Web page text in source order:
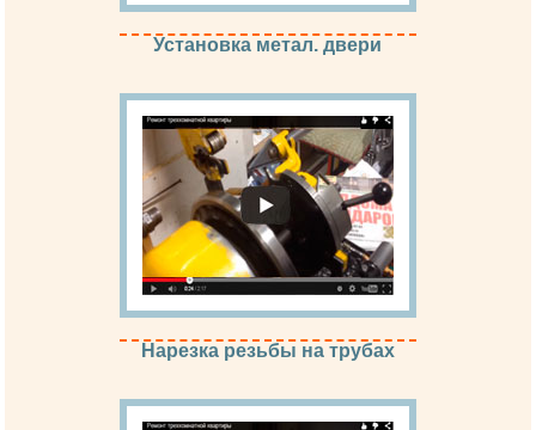
Установка метал. двери
Нарезка резьбы на трубах